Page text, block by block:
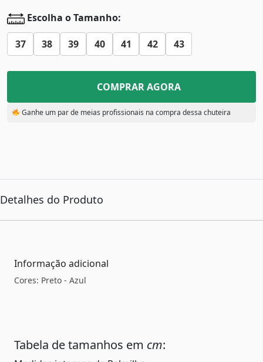
Escolha o Tamanho:
37 38 39 40 41 42 43
COMPRAR AGORA
Ganhe um par de meias profissionais na compra dessa chuteira
Detalhes do Produto
Informação adicional
Cores: Preto - Azul
Tabela de tamanhos em cm: